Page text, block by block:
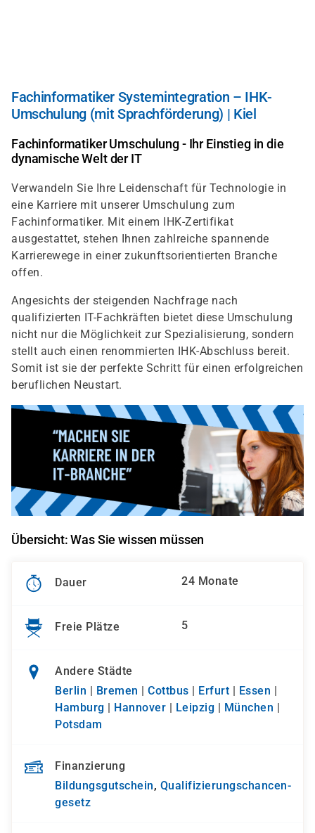
Fachinformatiker Systemintegration – IHK-
Umschulung (mit Sprachförderung) | Kiel
Fachinformatiker Umschulung - Ihr Einstieg in die
dynamische Welt der IT
Verwandeln Sie Ihre Leidenschaft für Technologie in
eine Karriere mit unserer Umschulung zum
Fachinformatiker. Mit einem IHK-Zertifikat
ausgestattet, stehen Ihnen zahlreiche spannende
Karrierewege in einer zukunftsorientierten Branche
offen.
Angesichts der steigenden Nachfrage nach
qualifizierten IT-Fachkräften bietet diese Umschulung
nicht nur die Möglichkeit zur Spezialisierung, sondern
stellt auch einen renommierten IHK-Abschluss bereit.
Somit ist sie der perfekte Schritt für einen erfolgreichen
beruflichen Neustart.
Übersicht: Was Sie wissen müssen
Dauer 24 Monate
Freie Plätze 5
Andere Städte
Berlin
Bremen Cottbus Erfurt Essen
Hamburg
Hannover Leipzig München
Potsdam
Finanzierung
Bildungsgutschein, Qualifizierungs­chancen­
gesetz